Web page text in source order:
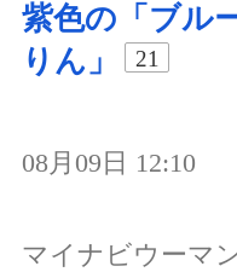
紫色の「ブル
りん」
21
08月09日 12:10
マイナビウーマ